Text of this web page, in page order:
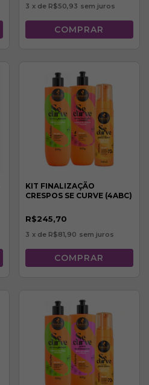
3 x de R$50,93 sem juros
KIT FINALIZAÇÃO
CRESPOS SE CURVE (4ABC)
R$245,70
3 x de R$81,90 sem juros